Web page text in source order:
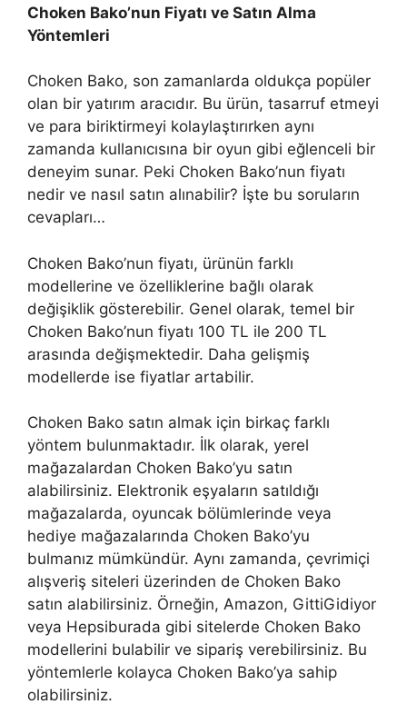
Choken Bako’nun Fiyatı ve Satın Alma
Yöntemleri
Choken Bako, son zamanlarda oldukça popüler
olan bir yatırım aracıdır. Bu ürün, tasarruf etmeyi
ve para biriktirmeyi kolaylaştırırken aynı
zamanda kullanıcısına bir oyun gibi eğlenceli bir
deneyim sunar. Peki Choken Bako’nun fiyatı
nedir ve nasıl satın alınabilir? İşte bu soruların
cevapları…
Choken Bako’nun fiyatı, ürünün farklı
modellerine ve özelliklerine bağlı olarak
değişiklik gösterebilir. Genel olarak, temel bir
Choken Bako’nun fiyatı 100 TL ile 200 TL
arasında değişmektedir. Daha gelişmiş
modellerde ise fiyatlar artabilir.
Choken Bako satın almak için birkaç farklı
yöntem bulunmaktadır. İlk olarak, yerel
mağazalardan Choken Bako’yu satın
alabilirsiniz. Elektronik eşyaların satıldığı
mağazalarda, oyuncak bölümlerinde veya
hediye mağazalarında Choken Bako’yu
bulmanız mümkündür. Aynı zamanda, çevrimiçi
alışveriş siteleri üzerinden de Choken Bako
satın alabilirsiniz. Örneğin, Amazon, GittiGidiyor
veya Hepsiburada gibi sitelerde Choken Bako
modellerini bulabilir ve sipariş verebilirsiniz. Bu
yöntemlerle kolayca Choken Bako’ya sahip
olabilirsiniz.